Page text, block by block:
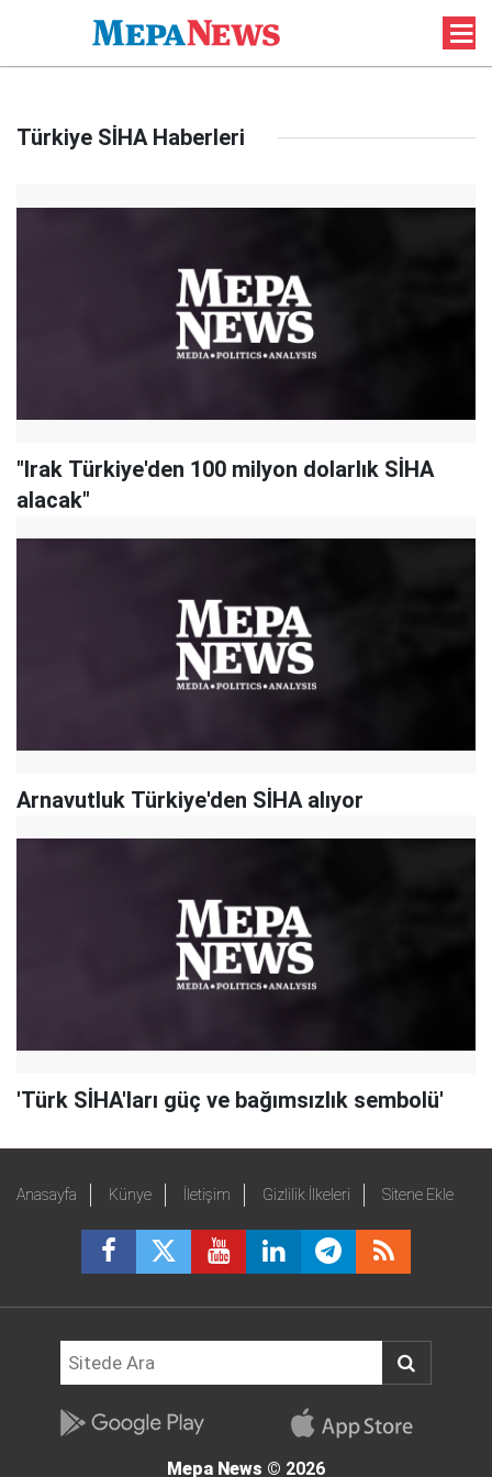
Türkiye SİHA Haberleri
"Irak Türkiye'den 100 milyon dolarlık SİHA
alacak"
Arnavutluk Türkiye'den SİHA alıyor
'Türk SİHA'ları güç ve bağımsızlık sembolü'
Anasayfa Künye İletişim Gizlilik İlkeleri Sitene Ekle
Mepa News © 2026